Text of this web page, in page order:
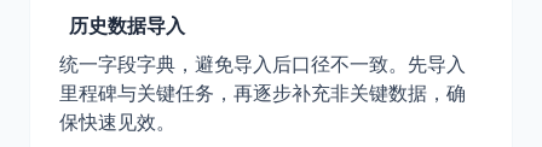
历史数据导入
统一字段字典，避免导入后口径不一致。先导入
里程碑与关键任务，再逐步补充非关键数据，确
保快速见效。